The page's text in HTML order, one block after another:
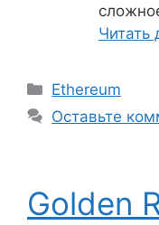
Читать
Рубрики
Ethereum
Оставьте
Golden